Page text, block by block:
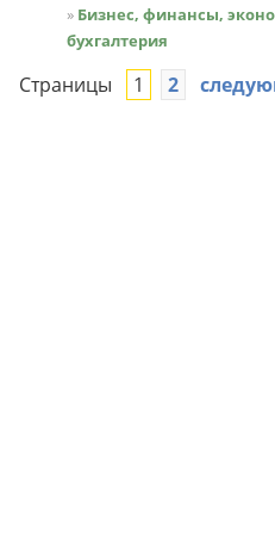
» Бизнес, финансы,
бухгалтерия
Страницы 1 2